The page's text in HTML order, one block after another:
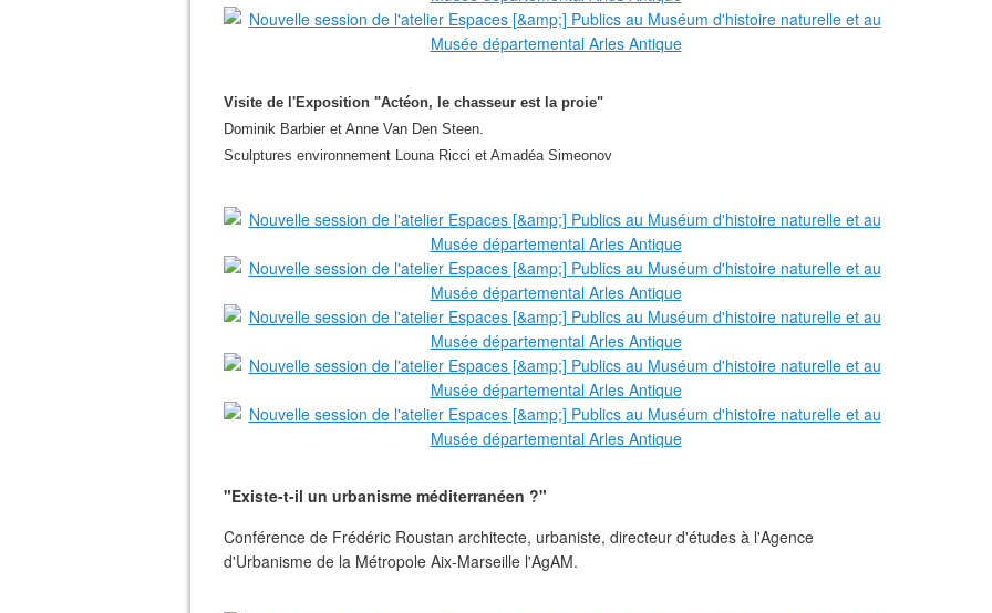
Visite de l'Exposition "Actéon, le chasseur est la proie"
Dominik Barbier et Anne Van Den Steen.
Sculptures environnement Louna Ricci et Amadéa Simeonov
"Existe-t-il un urbanisme méditerranéen ?"
Conférence de Frédéric Roustan architecte, urbaniste, directeur d'études à l'Agence
d'Urbanisme de la Métropole Aix-Marseille l'AgAM.